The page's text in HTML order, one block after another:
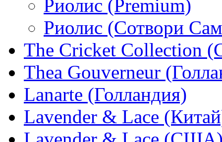
Риолис (Premium)
Риолис (Сотвори
The Cricket Collection
Thea Gouverneur
Lanarte (Голландия)
Lavender & Lace